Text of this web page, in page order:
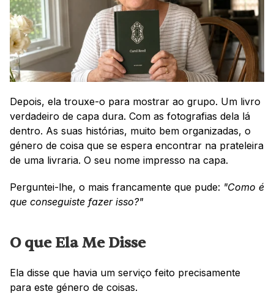
Depois, ela trouxe-o para mostrar ao grupo. Um livro
verdadeiro de capa dura. Com as fotografias dela lá
dentro. As suas histórias, muito bem organizadas, o
género de coisa que se espera encontrar na prateleira
de uma livraria. O seu nome impresso na capa.
Perguntei-lhe, o mais francamente que pude: "Como é
que conseguiste fazer isso?"
O que Ela Me Disse
Ela disse que havia um serviço feito precisamente
para este género de coisas.